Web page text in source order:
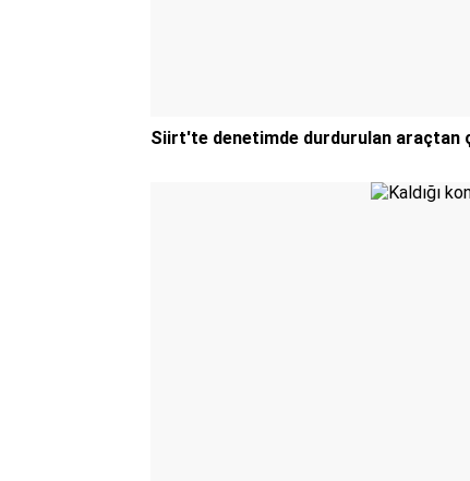
Siirt'te denetimde durdurulan araçtan